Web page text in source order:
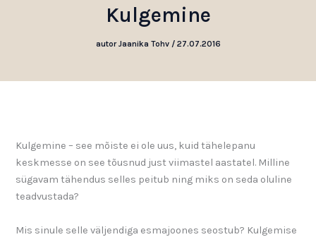
Kulgemine
autor Jaanika Tohv / 27.07.2016
Kulgemine – see mõiste ei ole uus, kuid tähelepanu
keskmesse on see tõusnud just viimastel aastatel. Milline
sügavam tähendus selles peitub ning miks on seda oluline
teadvustada?
Mis sinule selle väljendiga esmajoones seostub? Kulgemise